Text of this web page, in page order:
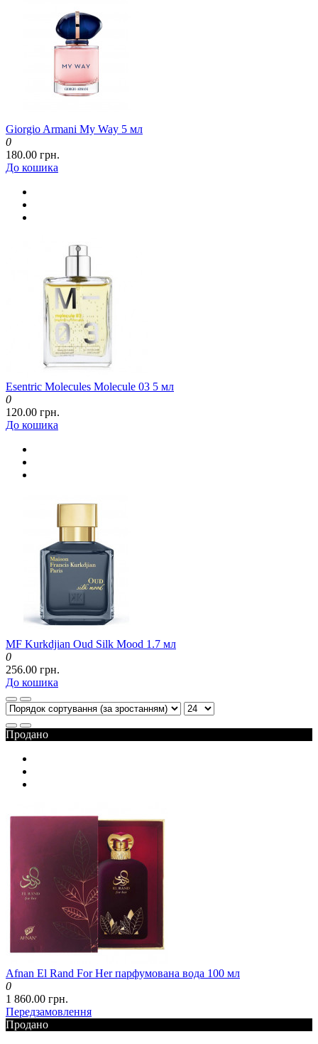
Giorgio Armani My Way 5 мл
0
180.00 грн.
До кошика
Esentric Molecules Molecule 03 5 мл
0
120.00 грн.
До кошика
MF Kurkdjian Oud Silk Mood 1.7 мл
0
256.00 грн.
До кошика
Продано
Afnan El Rand For Her парфумована вода 100 мл
0
1 860.00 грн.
Передзамовлення
Продано